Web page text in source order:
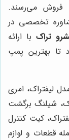
فروش می‌رسند.
تخصصی در
تراک با ارائه
بهترین پمپ
لیفتراک، امری
شیلنگ برگشت
کیت کنترل
قطعات و لوازم